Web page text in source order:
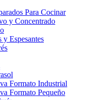
Para Cocinar
y Concentrado
y Espesantes
Formato Industrial
Formato Pequeño